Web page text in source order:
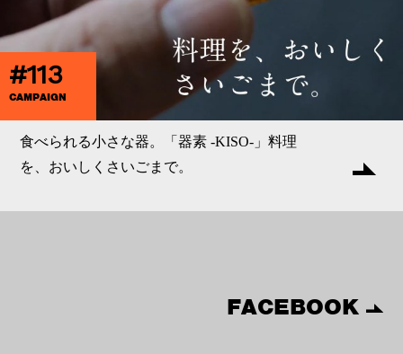
#113
CAMPAIGN
食べられる小さな器。「器素 -KISO-」料理
を、おいしくさいごまで。
FACEBOOK